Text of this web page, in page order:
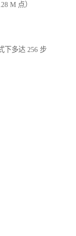
M 点）
下多达 256 步